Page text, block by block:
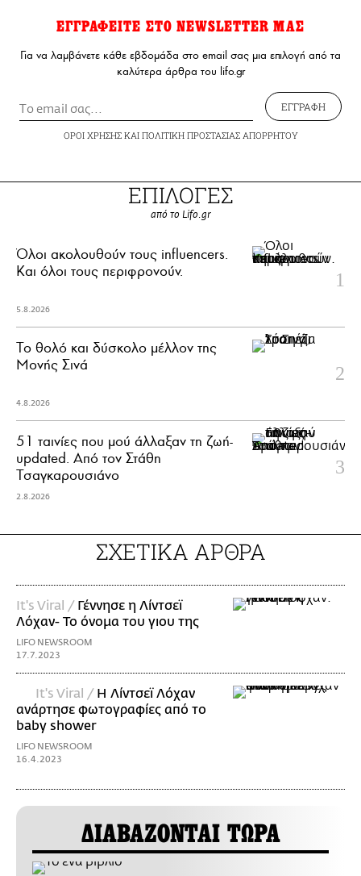
ΕΓΓΡΑΦΕΙΤΕ ΣΤΟ NEWSLETTER ΜΑΣ
Για να λαμβάνετε κάθε εβδομάδα στο email σας μια επιλογή από τα
καλύτερα άρθρα του lifo.gr
ΕΓΓΡΑΦΗ
ΟΡΟΙ ΧΡΗΣΗΣΚΑΙ ΠΟΛΙΤΙΚΗ ΠΡΟΣΤΑΣΙΑΣ ΑΠΟΡΡΗΤΟΥ
ΕΠΙΛΟΓΕΣ
από το Lifo.gr
Όλοι ακολουθούν τους influencers.
Και όλοι τους περιφρονούν.
5.8.2026
Το θολό και δύσκολο μέλλον της
Μονής Σινά
4.8.2026
51 ταινίες που μού άλλαξαν τη ζωή-
updated. Aπό τον Στάθη
Τσαγκαρουσιάνο
2.8.2026
ΣΧΕΤΙΚΑ ΑΡΘΡΑ
It's Viral / Γέννησε η Λίντσεϊ
Λόχαν- Το όνομα του γιου της
LIFO NEWSROOM
17.7.2023
It's Viral / Η Λίντσεϊ Λόχαν
ανάρτησε φωτογραφίες από το
baby shower
LIFO NEWSROOM
16.4.2023
ΔΙΑΒΑΖΟΝΤΑΙ ΤΩΡΑ